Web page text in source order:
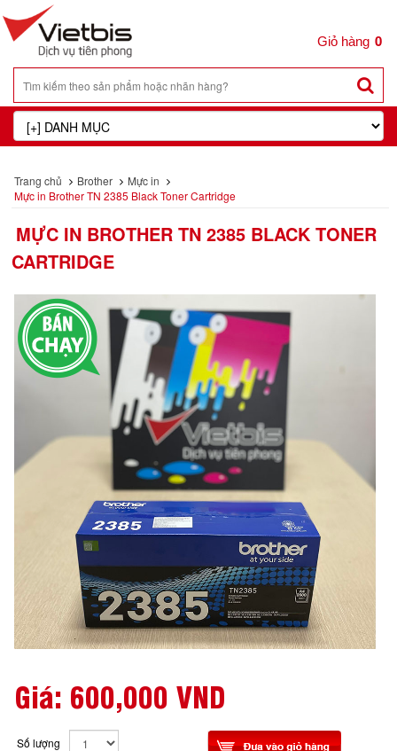
0
Trang chủ Brother
Mực in
Mực in Brother TN 2385 Black Toner Cartridge
MỰC IN BROTHER TN 2385 BLACK TONER
CARTRIDGE
Giá: 600,000 VND
Số lượng